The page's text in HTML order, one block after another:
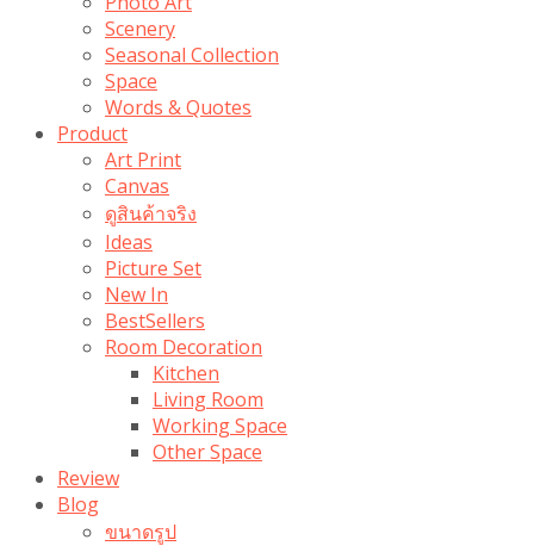
Scenery
Seasonal Collection
Space
Words & Quotes
Product
Art Print
Canvas
ดูสินค้าจริง
Ideas
Picture Set
New In
BestSellers
Room Decoration
Kitchen
Living Room
Working Space
Other Space
Review
Blog
ขนาดรูป